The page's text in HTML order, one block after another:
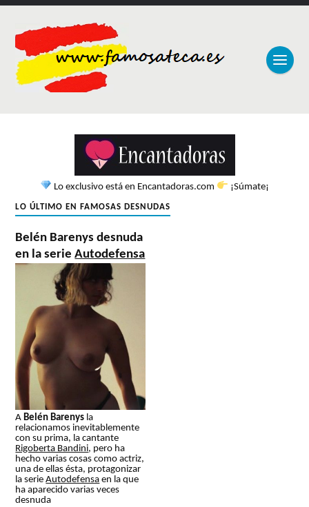
Lo exclusivo está en Encantadoras.com ¡Súmate¡
LO ÚLTIMO EN FAMOSAS DESNUDAS
Belén Barenys desnuda
en la serieAutodefensa
ABelén Barenys la
relacionamos inevitablemente
con su prima, la cantante
Rigoberta Bandini, pero ha
hecho varias cosas como actriz,
una de ellas ésta, protagonizar
la serieAutodefensa en la que
ha aparecido varias veces
desnuda